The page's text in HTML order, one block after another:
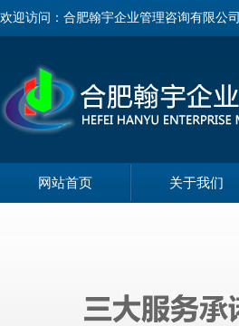
欢迎访问：合肥翰宇企业管理咨询有限公司
网站首页 关于我们